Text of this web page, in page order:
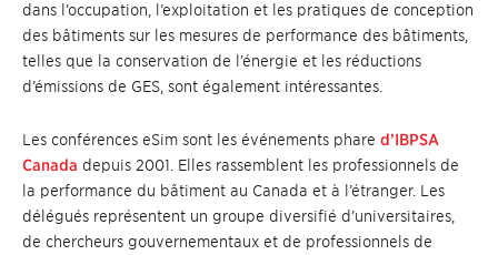
dans l’occupation, l’exploitation et les pratiques de conception
des bâtiments sur les mesures de performance des bâtiments,
telles que la conservation de l’énergie et les réductions
d’émissions de GES, sont également intéressantes.
Les conférences eSim sont les événements phare d’IBPSA
Canada depuis 2001. Elles rassemblent les professionnels de
la performance du bâtiment au Canada et à l’étranger. Les
délégués représentent un groupe diversifié d’universitaires,
de chercheurs gouvernementaux et de professionnels de